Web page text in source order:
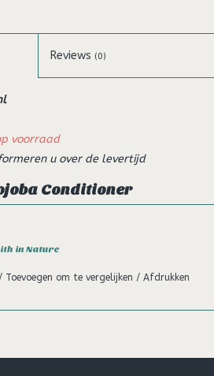
Reviews (0)
voorraad
u over de levertijd
Conditioner
aroma’s van citrusvruchten
in Nature
/ Toevoegen om te vergelijken / Afdrukken